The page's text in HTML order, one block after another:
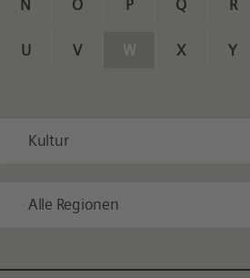
N O P Q R
U V W X Y
Kultur
Alle Regionen